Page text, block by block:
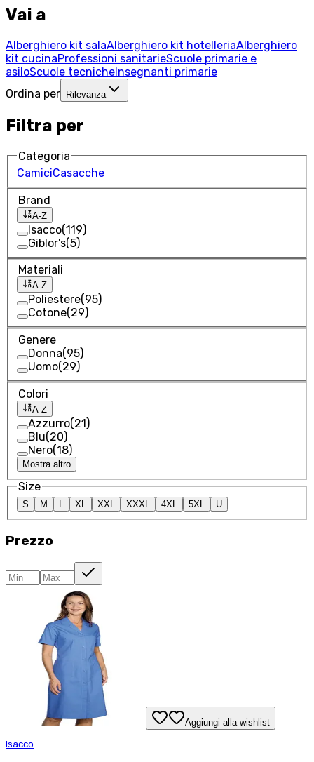
Vai a
Alberghiero kit salaAlberghiero kit hotelleriaAlberghiero
kit cucinaProfessioni sanitarieScuole primarie e
asiloScuole tecnicheInsegnanti primarie
Ordina per
Rilevanza
Filtra per
Categoria
CamiciCasacche
Brand
A-Z
Isacco(119)
Giblor's(5)
Materiali
A-Z
Poliestere(95)
Cotone(29)
Genere
Donna(95)
Uomo(29)
Colori
A-Z
Azzurro(21)
Blu(20)
Nero(18)
Mostra altro
Size
S M L XL XXL XXXL 4XL 5XL U
Prezzo
Aggiungi alla wishlist
Isacco